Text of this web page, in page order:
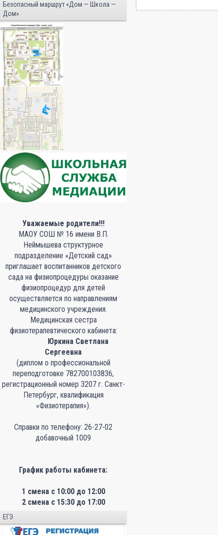
Безопасный маршрут «Дом — Школа —
Дом»
Уважаемые родители!!!
МАОУ СОШ № 16 имени В.П.
Неймышева структурное
подразделение «Детский сад»
приглашает воспитанников детского
сада на физиопроцедуры оказание
физиопроцедур для детей
осуществляется по направлениям
медицинского учреждения.
Медицинская сестра
физиотерапевтического кабинета:
Юркина Светлана
Сергеевна
(диплом о профессиональной
переподготовке 782700103836,
регистрационный номер 3207 г. Санкт-
Петербург, квалификация
«Физиотерапия»).
Справки по телефону: 26-27-02
добавочный 1009
График работы кабинета:
1 смена с 10:00 до 12:00
2 смена с 15:30 до 17:00
ЕГЭ